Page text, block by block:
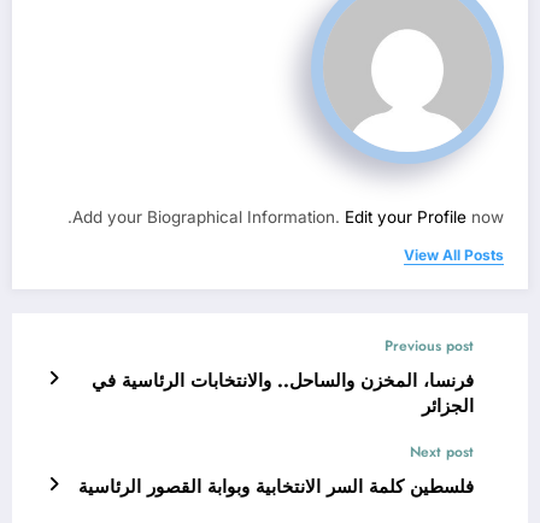
Add your Biographical Information. Edit your Profile now.
View All Posts
Previous post
فرنسا، المخزن والساحل.. والانتخابات الرئاسية في
الجزائر
Next post
فلسطين كلمة السر الانتخابية وبوابة القصور الرئاسية